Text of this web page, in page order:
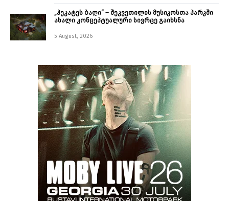
„ჰეკატეს ბაღი“ – შეკვეთილის მუსიკოსთა პარკში
ახალი კონცეპტუალური სივრცე გაიხსნა ￼
5 August, 2026